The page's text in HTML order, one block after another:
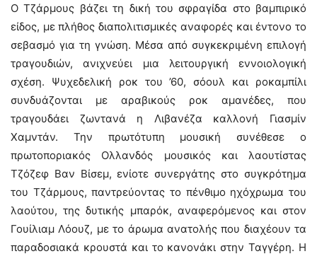
Ο Τζάρμους βάζει τη δική του σφραγίδα στο βαμπιρικό
είδος, με πλήθος διαπολιτισμικές αναφορές και έντονο το
σεβασμό για τη γνώση. Μέσα από συγκεκριμένη επιλογή
τραγουδιών, ανιχνεύει μια λειτουργική εννοιολογική
σχέση. Ψυχεδελική ροκ του ’60, σόουλ και ροκαμπίλι
συνδυάζονται με αραβικούς ροκ αμανέδες, που
τραγουδάει ζωντανά η Λιβανέζα καλλονή Γιασμίν
Χαμντάν. Την πρωτότυπη μουσική συνέθεσε ο
πρωτοποριακός Ολλανδός μουσικός και λαουτίστας
Τζόζεφ Βαν Βίσεμ, ενίοτε συνεργάτης στο συγκρότημα
του Τζάρμους, παντρεύοντας το πένθιμο ηχόχρωμα του
λαούτου, της δυτικής μπαρόκ, αναφερόμενος και στον
Γουίλιαμ Λόουζ, με το άρωμα ανατολής που διαχέουν τα
παραδοσιακά κρουστά και το κανονάκι στην Ταγγέρη. Η